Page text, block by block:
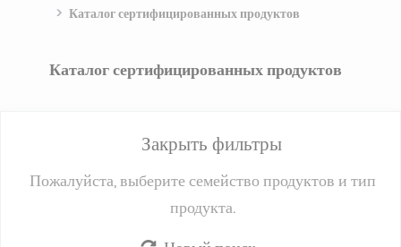
Каталог сертифицированных продуктов
Каталог сертифицированных продуктов
Закрыть фильтры
Пожалуйста, выберите семейство продуктов и тип
продукта.